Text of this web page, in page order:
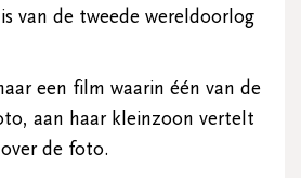
van de tweede wereldoorlog
een film waarin één van de
aan haar kleinzoon vertelt
de foto.